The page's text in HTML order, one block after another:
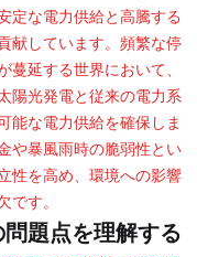
定な電力供給と高騰する
献しています。頻繁な停
蔓延する世界において、
陽光発電と従来の電力系
能な電力供給を確保しま
や暴風雨時の脆弱性とい
性を高め、環境への影響
です。
題点を理解する